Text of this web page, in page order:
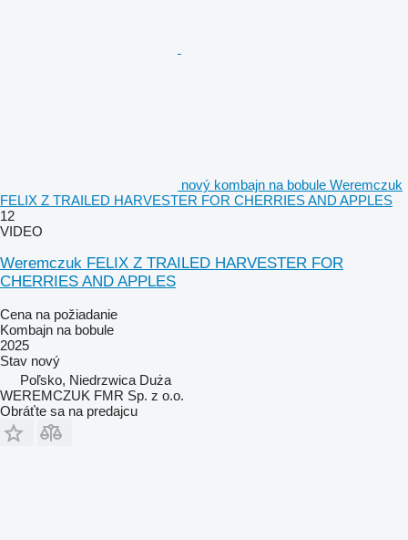
nový kombajn na bobule Weremczuk
FELIX Z TRAILED HARVESTER FOR CHERRIES AND APPLES
12
VIDEO
Weremczuk FELIX Z TRAILED HARVESTER FOR
CHERRIES AND APPLES
Cena na požiadanie
Kombajn na bobule
2025
Stav nový
Poľsko, Niedrzwica Duża
WEREMCZUK FMR Sp. z o.o.
Obráťte sa na predajcu